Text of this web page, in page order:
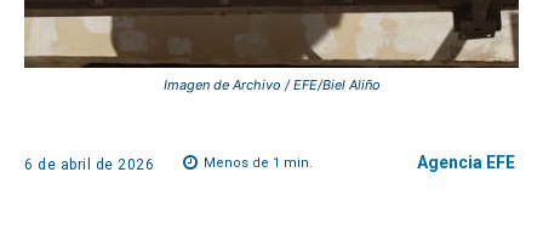
Imagen de Archivo / EFE/Biel Aliño
6 de abril de 2026 Menos de 1 min. Agencia EFE